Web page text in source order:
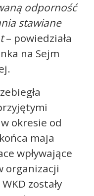
odporność
stawiane
– powiedziała
na Sejm
okresie od
maja
wpływające
organizacji
zostały